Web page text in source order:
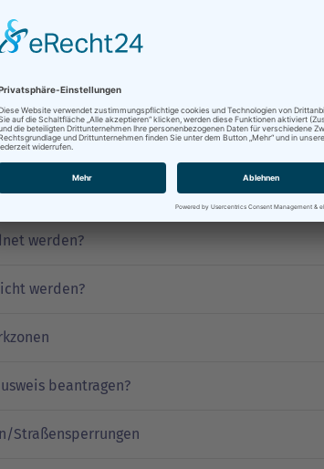
Bewohner mit Fahrzeugen mit mehr
Länge über 5,50 Meter sind nicht anspruchsberechtigt.
Lagepläne
werden?
werden?
beantragen?
Straßensperrungen